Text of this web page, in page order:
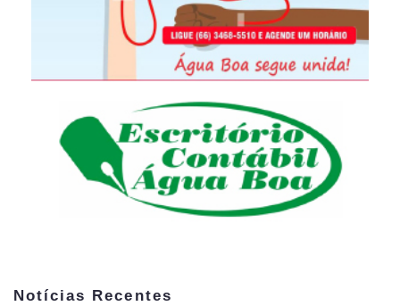
Notícias Recentes